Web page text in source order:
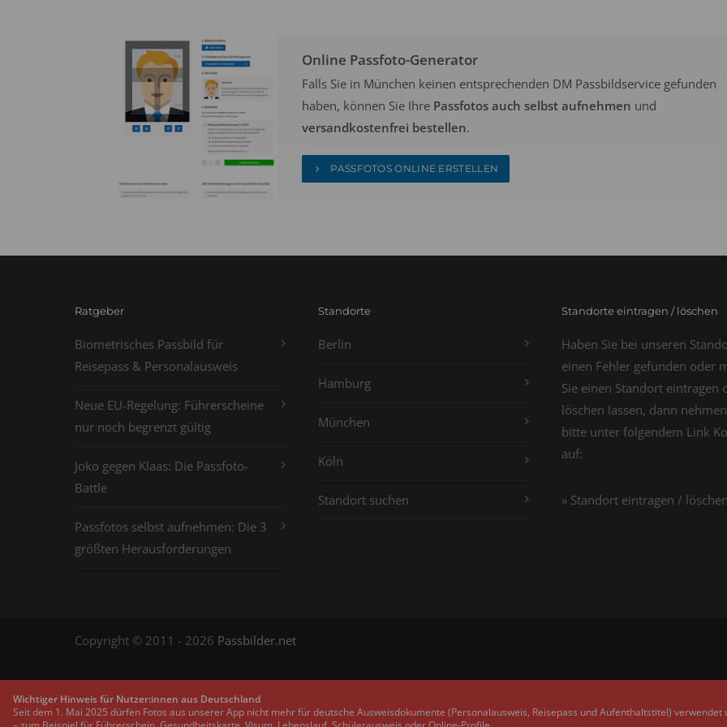
Online Passfoto-Generator
Falls Sie in München keinen entsprechenden DM Passbildservice gefunden
haben, können Sie Ihre Passfotos auch selbst aufnehmen und
versandkostenfrei bestellen.
PASSFOTOS ONLINE ERSTELLEN
Ratgeber
Biometrisches Passbild für
Reisepass & Personalausweis
Neue EU-Regelung: Führerscheine
nur noch begrenzt gültig
Joko gegen Klaas: Die Passfoto-
Battle
Passfotos selbst aufnehmen: Die 3
größten Herausforderungen
Standorte
Berlin
Hamburg
München
Köln
Standort suchen
Standorte eintragen / löschen
Haben Sie bei unseren
einen Fehler gefunden oder
Sie einen Standort eintragen
löschen lassen, dann
bitte unter folgendem Link
auf:
» Standort eintragen / löschen
Copyright © 2011 - 2026 Passbilder.net
Wichtiger Hinweis für Nutzer:innen aus Deutschland
Seit dem 1. Mai 2025 dürfen Fotos aus unserer App nicht mehr für deutsche Ausweisdokumente (Personalausweis, Reisepass und Aufenthaltstitel)